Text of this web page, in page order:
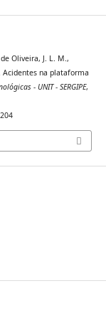
Oliveira, J. L. M.,
Acidentes na plataforma
- UNIT - SERGIPE,